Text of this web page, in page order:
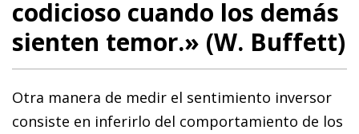
codicioso cuando los demás
sienten temor.» (W. Buffett)
Otra manera de medir el sentimiento inversor
consiste en inferirlo del comportamiento de los